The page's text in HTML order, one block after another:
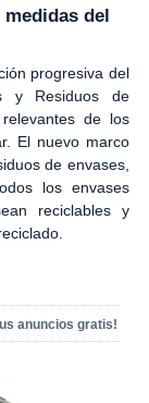
del
progresiva del
y Residuos de
de los
El nuevo marco
de envases,
los envases
reciclables y
anuncios gratis!